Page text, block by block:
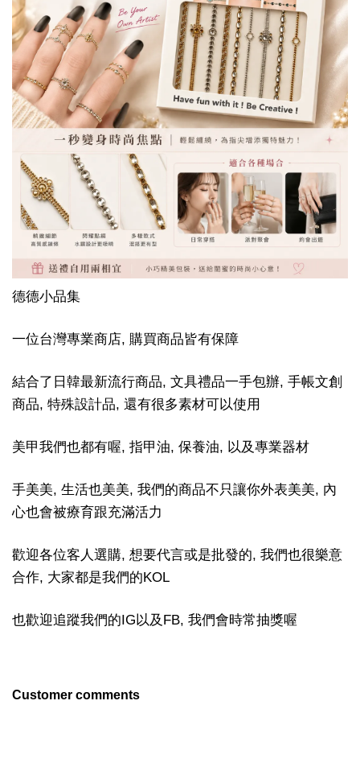
德德小品集
一位台灣專業商店, 購買商品皆有保障
結合了日韓最新流行商品, 文具禮品一手包辦, 手帳文創
商品, 特殊設計品, 還有很多素材可以使用
美甲我們也都有喔, 指甲油, 保養油, 以及專業器材
手美美, 生活也美美, 我們的商品不只讓你外表美美, 內
心也會被療育跟充滿活力
歡迎各位客人選購, 想要代言或是批發的, 我們也很樂意
合作, 大家都是我們的KOL
也歡迎追蹤我們的IG以及FB, 我們會時常抽獎喔
Customer comments